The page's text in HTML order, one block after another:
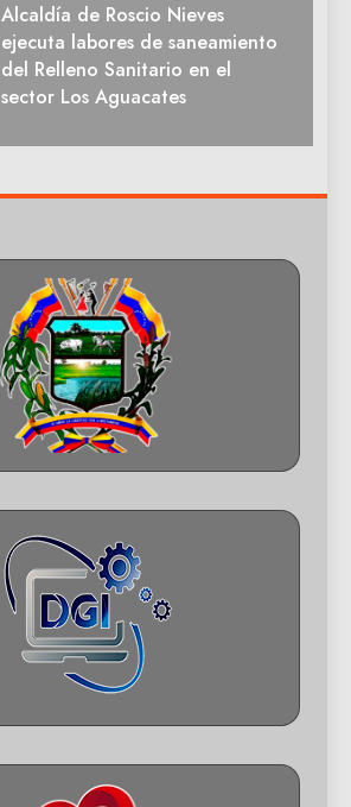
Alcaldía de Roscio Nieves
ejecuta labores de saneamiento
del Relleno Sanitario en el
sector Los Aguacates